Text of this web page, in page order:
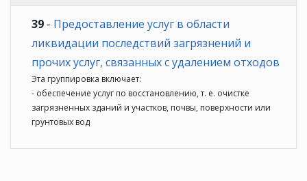
39 - Предоставление услуг в области
ликвидации последствий загрязнений и
прочих услуг, связанных с удалением отходов
Эта группировка включает:
- обеспечение услуг по восстановлению, т. е. очистке
загрязненных зданий и участков, почвы, поверхности или
грунтовых вод